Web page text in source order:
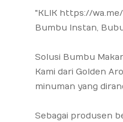
"KLIK https://wa.me/
Bumbu Instan,
Solusi Bumbu
Kami dari Golden
minuman yang
Sebagai produsen